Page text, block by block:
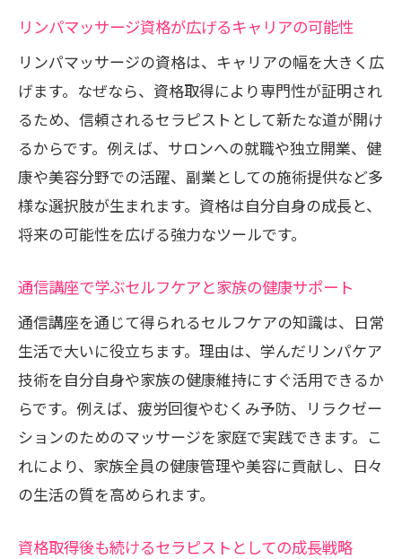
リンパマッサージ資格が広げるキャリアの可能性
リンパマッサージの資格は、キャリアの幅を大きく広
げます。なぜなら、資格取得により専門性が証明され
るため、信頼されるセラピストとして新たな道が開け
るからです。例えば、サロンへの就職や独立開業、健
康や美容分野での活躍、副業としての施術提供など多
様な選択肢が生まれます。資格は自分自身の成長と、
将来の可能性を広げる強力なツールです。
通信講座で学ぶセルフケアと家族の健康サポート
通信講座を通じて得られるセルフケアの知識は、日常
生活で大いに役立ちます。理由は、学んだリンパケア
技術を自分自身や家族の健康維持にすぐ活用できるか
らです。例えば、疲労回復やむくみ予防、リラクゼー
ションのためのマッサージを家庭で実践できます。こ
れにより、家族全員の健康管理や美容に貢献し、日々
の生活の質を高められます。
資格取得後も続けるセラピストとしての成長戦略